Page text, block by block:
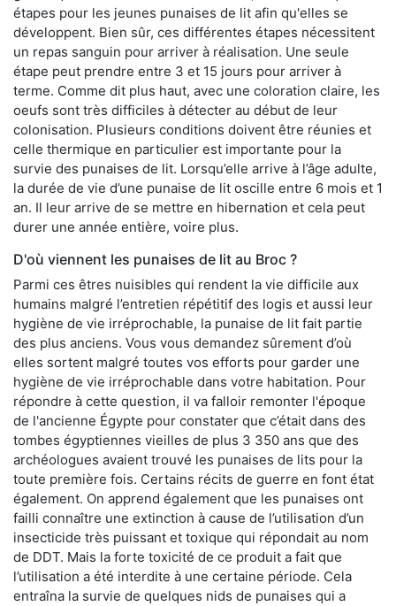
étapes pour les jeunes punaises de lit afin qu'elles se
développent. Bien sûr, ces différentes étapes nécessitent
un repas sanguin pour arriver à réalisation. Une seule
étape peut prendre entre 3 et 15 jours pour arriver à
terme. Comme dit plus haut, avec une coloration claire, les
oeufs sont très difficiles à détecter au début de leur
colonisation. Plusieurs conditions doivent être réunies et
celle thermique en particulier est importante pour la
survie des punaises de lit. Lorsqu’elle arrive à l’âge adulte,
la durée de vie d’une punaise de lit oscille entre 6 mois et 1
an. Il leur arrive de se mettre en hibernation et cela peut
durer une année entière, voire plus.
D'où viennent les punaises de lit au Broc ?
Parmi ces êtres nuisibles qui rendent la vie difficile aux
humains malgré l’entretien répétitif des logis et aussi leur
hygiène de vie irréprochable, la punaise de lit fait partie
des plus anciens. Vous vous demandez sûrement d’où
elles sortent malgré toutes vos efforts pour garder une
hygiène de vie irréprochable dans votre habitation. Pour
répondre à cette question, il va falloir remonter l'époque
de l'ancienne Égypte pour constater que c’était dans des
tombes égyptiennes vieilles de plus 3 350 ans que des
archéologues avaient trouvé les punaises de lits pour la
toute première fois. Certains récits de guerre en font état
également. On apprend également que les punaises ont
failli connaître une extinction à cause de l’utilisation d’un
insecticide très puissant et toxique qui répondait au nom
de DDT. Mais la forte toxicité de ce produit a fait que
l’utilisation a été interdite à une certaine période. Cela
entraîna la survie de quelques nids de punaises qui a